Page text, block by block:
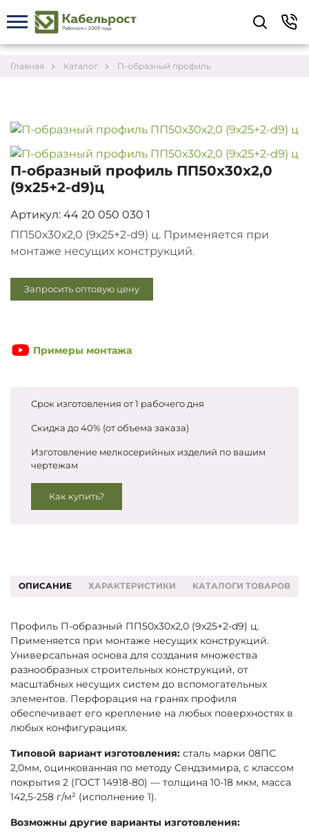
Главная Каталог П-образный профиль
П-образный профиль ПП50х30х2,0
(9х25+2-d9)ц
Артикул: 44 20 050 030 1
ПП50х30х2,0 (9х25+2-d9) ц. Применяется при
монтаже несущих конструкций.
Запросить оптовую цену
Примеры монтажа
Срок изготовления от 1 рабочего дня
Скидка до 40% (от объема заказа)
Изготовление мелкосерийных изделий по вашим
чертежам
Как купить?
ОПИСАНИЕ ХАРАКТЕРИСТИКИ КАТАЛОГИ ТОВАРОВ
Профиль П-образный ПП50х30х2,0 (9х25+2-d9) ц.
Применяется при монтаже несущих конструкций.
Универсальная основа для создания множества
разнообразных строительных конструкций, от
масштабных несущих систем до вспомогательных
элементов. Перфорация на гранях профиля
обеспечивает его крепление на любых поверхностях в
любых конфигурациях.
Типовой вариант изготовления: сталь марки 08ПС
2,0мм, оцинкованная по методу Сендзимира, с классом
покрытия 2 (ГОСТ 14918-80) — толщина 10-18 мкм, масса
142,5-258 г/м² (исполнение 1).
Возможны другие варианты изготовления:
Укажите контакты для связи и требования к
заказу – предложим лучшие варианты по цене,
согласуем сроки и подберём доставку.
Соглашаюсь на обработку персональных данных